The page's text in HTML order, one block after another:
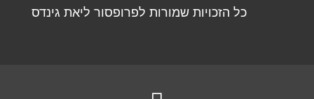
כל הזכויות שמורות לפרופסור ליאת גינדס